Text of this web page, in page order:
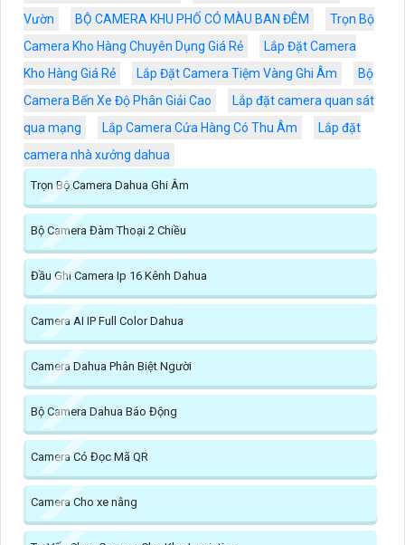
Vườn
BỘ CAMERA KHU PHỐ CÓ MÀU BAN ĐÊM
Trọn Bộ
Camera Kho Hàng Chuyên Dụng Giá Rẻ
Lắp Đặt Camera
Kho Hàng Giá Rẻ
Lắp Đặt Camera Tiệm Vàng Ghi Âm
Bộ
Camera Bến Xe Độ Phân Giải Cao
Lắp đặt camera quan sát
qua mạng
Lắp Camera Cửa Hàng Có Thu Âm
Lắp đặt
camera nhà xưởng dahua
Trọn Bộ Camera Dahua Ghi Âm
Bộ Camera Đàm Thoại 2 Chiều
Đầu Ghi Camera Ip 16 Kênh Dahua
Camera AI IP Full Color Dahua
Camera Dahua Phân Biệt Người
Bộ Camera Dahua Báo Động
Camera Có Đọc Mã QR
Camera Cho xe nâng